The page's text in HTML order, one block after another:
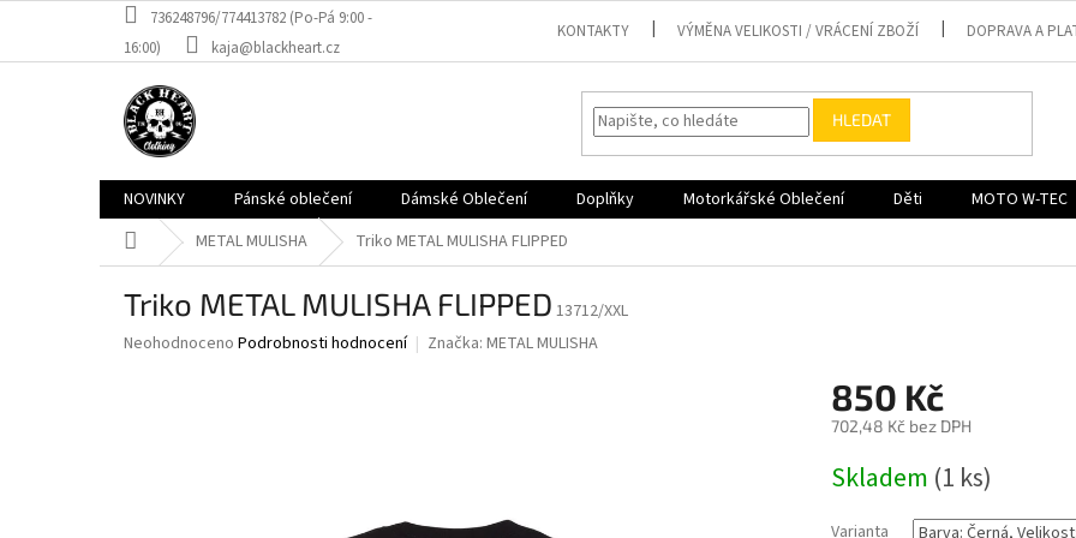
obsah
736248796/774413782 (Po-Pá 9:00 -
16:00)
kaja@blackheart.cz
KONTAKTY VÝMĚNA VELIKOSTI / VRÁCENÍ ZBOŽÍ DOPRAVA A
HLEDAT
NOVINKY Pánské oblečení Dámské Oblečení Doplňky Motorkářské Oblečení Děti MOTO W-TEC
Domů METAL MULISHA Triko METAL MULISHA FLIPPED
Triko METAL MULISHA FLIPPED 13712/XXL
Průměrné
Neohodnoceno Podrobnosti hodnocení Značka: METAL MULISHA
850 Kč
702,48 Kč bez DPH
cena:
Skladem (1 ks)
Varianta